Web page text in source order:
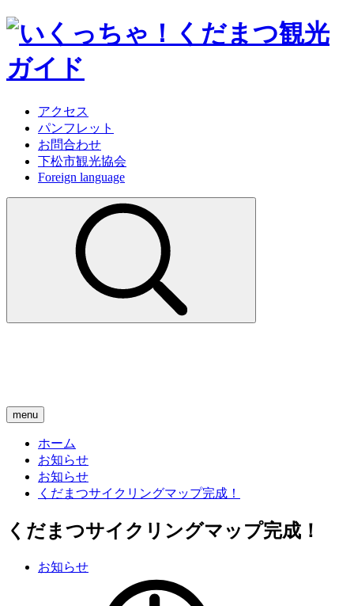
アクセス
パンフレット
お問合わせ
下松市観光協会
Foreign language
menu
ホーム
お知らせ
お知らせ
くだまつサイクリングマップ完成！
くだまつサイクリングマップ完成！
お知らせ